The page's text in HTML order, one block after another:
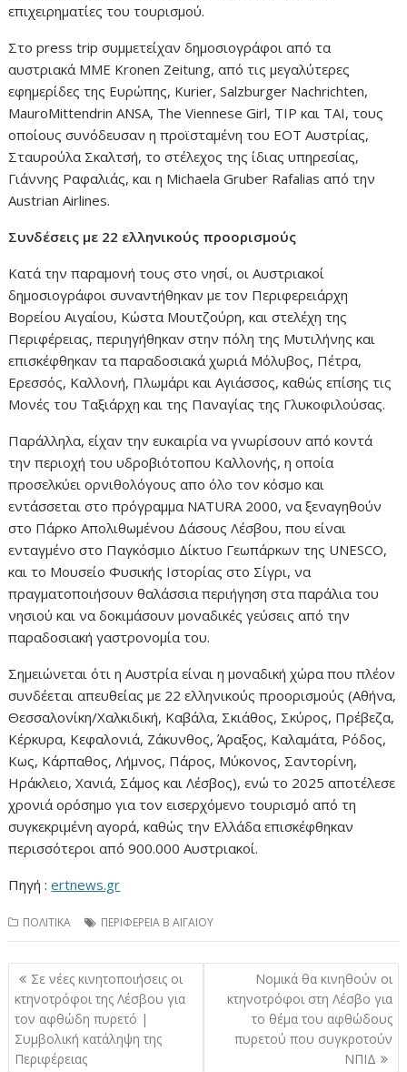
επιχειρηματίες του τουρισμού.
Στο press trip συμμετείχαν δημοσιογράφοι από τα
αυστριακά ΜΜΕ Kronen Zeitung, από τις μεγαλύτερες
εφημερίδες της Ευρώπης, Κurier, Salzburger Nachrichten,
MauroMittendrin ANSA, The Viennese Girl, TIP και TAI, τους
οποίους συνόδευσαν η προϊσταμένη του ΕΟΤ Αυστρίας,
Σταυρούλα Σκαλτσή, το στέλεχος της ίδιας υπηρεσίας,
Γιάννης Ραφαλιάς, και η Michaela Gruber Rafalias από την
Austrian Airlines.
Συνδέσεις με 22 ελληνικούς προορισμούς
Κατά την παραμονή τους στο νησί, οι Αυστριακοί
δημοσιογράφοι συναντήθηκαν με τον Περιφερειάρχη
Βορείου Αιγαίου, Κώστα Μουτζούρη, και στελέχη της
Περιφέρειας, περιηγήθηκαν στην πόλη της Μυτιλήνης και
επισκέφθηκαν τα παραδοσιακά χωριά Mόλυβος, Πέτρα,
Ερεσσός, Καλλονή, Πλωμάρι και Αγιάσσος, καθώς επίσης τις
Μονές του Ταξιάρχη και της Παναγίας της Γλυκοφιλούσας.
Παράλληλα, είχαν την ευκαιρία να γνωρίσουν από κοντά
την περιοχή του υδροβιότοπου Καλλονής, η οποία
προσελκύει ορνιθολόγους απο όλο τον κόσμο και
εντάσσεται στο πρόγραμμα NATURA 2000, να ξεναγηθούν
στο Πάρκο Απολιθωμένου Δάσους Λέσβου, που είναι
ενταγμένο στο Παγκόσμιο Δίκτυο Γεωπάρκων της UNESCO,
και το Μουσείο Φυσικής Ιστορίας στο Σίγρι, να
πραγματοποιήσουν θαλάσσια περιήγηση στα παράλια του
νησιού και να δοκιμάσουν μοναδικές γεύσεις από την
παραδοσιακή γαστρονομία του.
Σημειώνεται ότι η Αυστρία είναι η μοναδική χώρα που πλέον
συνδέεται απευθείας με 22 ελληνικούς προορισμούς (Αθήνα,
Θεσσαλονίκη/Χαλκιδική, Καβάλα, Σκιάθος, Σκύρος, Πρέβεζα,
Κέρκυρα, Κεφαλονιά, Ζάκυνθος, Άραξος, Καλαμάτα, Ρόδος,
Κως, Κάρπαθος, Λήμνος, Πάρος, Μύκονος, Σαντορίνη,
Ηράκλειο, Χανιά, Σάμος και Λέσβος), ενώ το 2025 αποτέλεσε
χρονιά ορόσημο για τον εισερχόμενο τουρισμό από τη
συγκεκριμένη αγορά, καθώς την Ελλάδα επισκέφθηκαν
περισσότεροι από 900.000 Αυστριακοί.
Πηγή :ertnews.gr
ΠΟΛΙΤΙΚΑ ΠΕΡΙΦΕΡΕΙΑ Β ΑΙΓΑΙΟΥ
Πλοήγηση
άρθρων
Σε νέες κινητοποιήσεις οι
κτηνοτρόφοι της Λέσβου για
τον αφθώδη πυρετό |
Συμβολική κατάληψη της
Περιφέρειας
Νομικά θα κινηθούν οι
κτηνοτρόφοι στη Λέσβο για
το θέμα του αφθώδους
πυρετού που συγκροτούν
ΝΠΙΔ